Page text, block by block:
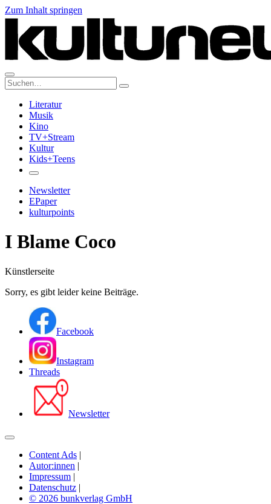
Zum Inhalt springen
Suche:
Literatur
Musik
Kino
TV+Stream
Kultur
Kids+Teens
Newsletter
EPaper
kulturpoints
I Blame Coco
Künstlerseite
Sorry, es gibt leider keine Beiträge.
Facebook
Instagram
Threads
Newsletter
Content Ads |
Autor:innen |
Impressum |
Datenschutz |
© 2026 bunkverlag GmbH